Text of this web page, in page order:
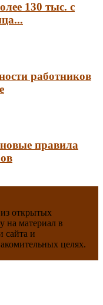
130 тыс. с
работников
правила
открытых
на материал в
сайта и
целях.